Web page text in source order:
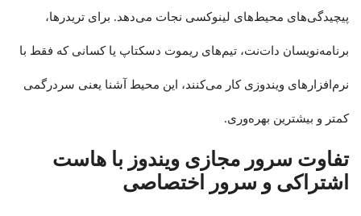
پیچیدگی‌های محیط‌های لینوکسی نجات می‌دهد. برای تریدرها،
برنامه‌نویسان دات‌نت، تیم‌های ریموت دسکتاپ یا کسانی که فقط با
نرم‌افزارهای ویندوزی کار می‌کنند، این محیط آشنا یعنی سردرگمی
کمتر و بیشترین بهره‌وری.
تفاوت سرور مجازی ویندوز با هاست
اشتراکی و سرور اختصاصی